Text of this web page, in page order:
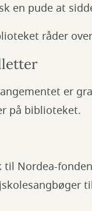
en pude at
råder
er
på biblioteket.
til Nordea-